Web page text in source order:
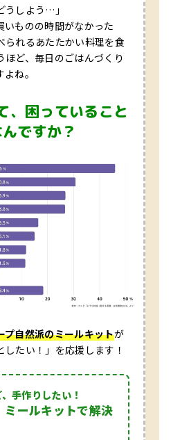
うしよう…」
いものの時間がなかった
れるあたたかい料理を食
ほど、毎日のごはんづくり
ね。
、困っていること
ですか？
プ自然派のミールキットが
したい！」を応援します！
手作りしたい！
ミールキットで解決